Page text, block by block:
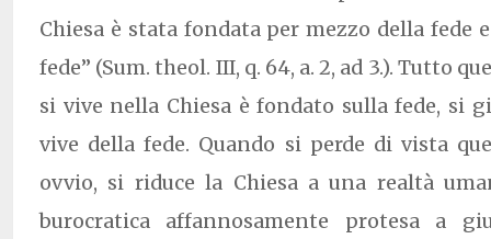
Chiesa è stata fondata per mezzo della fede
fede” (Sum. theol. III, q. 64, a. 2, ad 3.). Tutto
si vive nella Chiesa è fondato sulla fede, si
vive della fede. Quando si perde di vista
ovvio, si riduce la Chiesa a una realtà
burocratica affannosamente protesa a